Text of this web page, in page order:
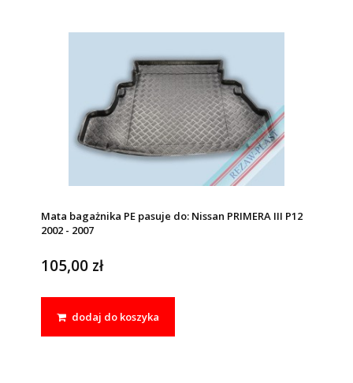
Mata bagażnika PE pasuje do: Nissan PRIMERA III P12
2002 - 2007
105,00 zł
dodaj do koszyka